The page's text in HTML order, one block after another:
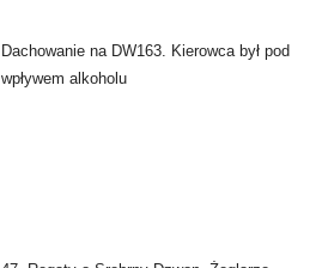
Dachowanie na DW163. Kierowca był pod
wpływem alkoholu